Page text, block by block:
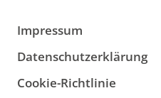
Impressum
Datenschutzerklärung
Cookie-Richtlinie